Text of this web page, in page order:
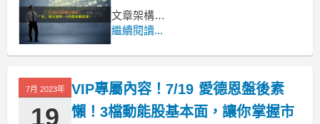
文章架構
今日盤勢分析：美股大漲台股振奮，加
焦點個股：藥華藥(6446)後市營運一片
焦點個股：CoWoS設備出貨旺，「他」
強攻漲停，4月營收翻倍增！
繼續閱讀...
7月 2023年
19
VIP專屬內容！7/19 愛德恩盤後素
懶！3檔動能股基本面，讓你掌握市